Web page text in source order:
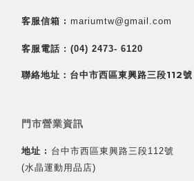
客服信箱 : mariumtw@gmail.com
客服電話 : (04) 2473- 6120
聯絡地址：台中市西區東興路三段112號
門市營業資訊
地址 : 台中市西區東興路三段112號
(水晶運動用品店)